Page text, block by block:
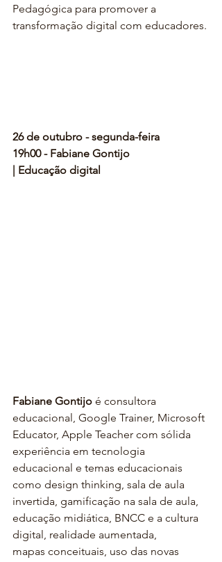
Pedagógica para promover a
transformação digital com educadores.
26 de outubro - segunda-feira
19h00 - Fabiane Gontijo
| Educação digital
Fabiane Gontijo é consultora
educacional, Google Trainer, Microsoft
Educator, Apple Teacher com sólida
experiência em tecnologia
educacional e temas educacionais
como design thinking, sala de aula
invertida, gamificação na sala de aula,
educação midiática, BNCC e a cultura
digital, realidade aumentada,
mapas conceituais, uso das novas